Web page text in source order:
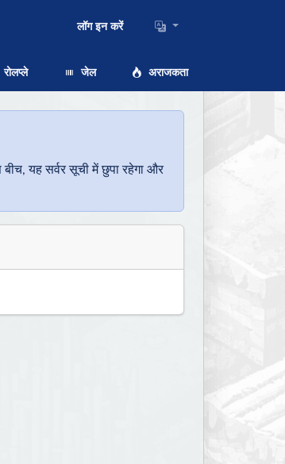
लॉग इन करें
रोलप्ले जेल अराजकता
यह सर्वर सूची में छुपा रहेगा और